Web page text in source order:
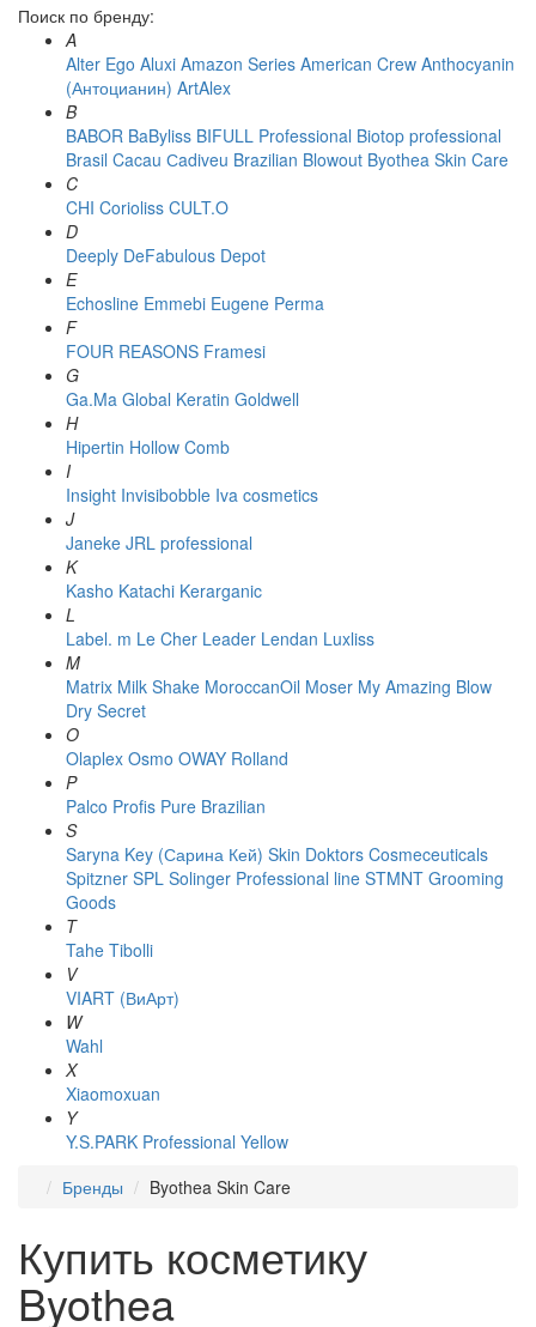
Поиск по бренду:
A
Alter Ego Aluxi Amazon Series American Crew Anthocyanin
(Антоцианин) ArtAlex
B
BABOR BaByliss BIFULL Professional Biotop professional
Brasil Cacau Сadiveu Brazilian Blowout Byothea Skin Care
C
CHI Corioliss CULT.O
D
Deeply DeFabulous Depot
E
Echosline Emmebi Eugene Perma
F
FOUR REASONS Framesi
G
Ga.Ma Global Keratin Goldwell
H
Hipertin Hollow Comb
I
Insight Invisibobble Iva cosmetics
J
Janeke JRL professional
K
Kasho Katachi Kerarganic
L
Label. m Le Cher Leader Lendan Luxliss
M
Matrix Milk Shake MoroccanOil Moser My Amazing Blow
Dry Secret
O
Olaplex Osmo OWAY Rolland
P
Palco Profis Pure Brazilian
S
Saryna Key (Сарина Кей) Skin Doktors Cosmeceuticals
Spitzner SPL Solinger Professional line STMNT Grooming
Goods
T
Tahe Tibolli
V
VIART (ВиАрт)
W
Wahl
X
Xiaomoxuan
Y
Y.S.PARK Professional Yellow
Бренды
Byothea Skin Care
Купить косметику
Byothea